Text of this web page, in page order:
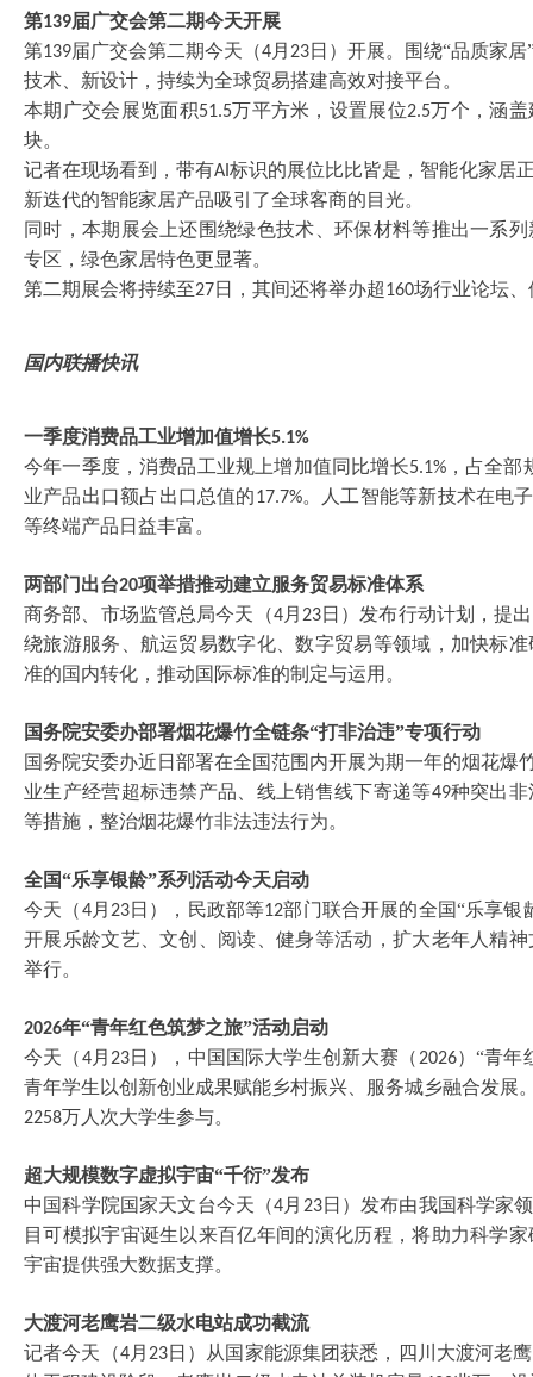
第139届广交会第二期今天开展
第139届广交会第二期今天（4月 23日）开展。围绕“品质家
技术、新设计，持续为全球贸易搭建高效对接平台。
本期广交会展览面积51.5万平方米，设置展位2.5万个，涵
块。
记者在现场看到，带有AI标识的展位比比皆是，智能化家居
新迭代的智能家居产品吸引了全球客商的目光。
同时，本期展会上还围绕绿色技术、环保材料等推出一系
专区，绿色家居特色更显著。
第二期展会将持续至27日，其间还将举办超160场行业论坛
国内联播快讯
一季度消费品工业增加值增长5.1%
今年一季度，消费品工业规上增加值同比增长5.1%，占全部
业产品出口额占出口总值的17.7%。人工智能等新技术在电
等终端产品日益丰富。
两部门出台20项举措推动建立服务贸易标准体系
商务部、市场监管总局今天（4月 23日）发布行动计划，提
绕旅游服务、航运贸易数字化、数字贸易等领域，加快标
准的国内转化，推动国际标准的制定与运用。
国务院安委办部署烟花爆竹全链条“打非治违”专项行动
国务院安委办近日部署在全国范围内开展为期一年的烟花爆
业生产经营超标违禁产品、线上销售线下寄递等49种突出非
等措施，整治烟花爆竹非法违法行为。
全国“乐享银龄”系列活动今天启动
今天（4月 23日），民政部等12部门联合开展的全国“乐享银
开展乐龄文艺、文创、阅读、健身等活动，扩大老年人精
举行。
2026年“青年红色筑梦之旅”活动启动
今天（4月 23日），中国国际大学生创新大赛（2026）“青年
青年学生以创新创业成果赋能乡村振兴、服务城乡融合发展
2258万人次大学生参与。
超大规模数字虚拟宇宙“千衍”发布
中国科学院国家天文台今天（4月 23日）发布由我国科学家
目可模拟宇宙诞生以来百亿年间的演化历程，将助力科学
宇宙提供强大数据支撑。
大渡河老鹰岩二级水电站成功截流
记者今天（4月 23日）从国家能源集团获悉，四川大渡河老